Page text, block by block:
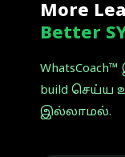
More
Better
build செய்ய
இல்லாமல்.